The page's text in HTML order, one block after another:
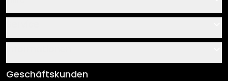
Über uns
Klebe- und Montageanleitungen
AGB
Geschäftskunden